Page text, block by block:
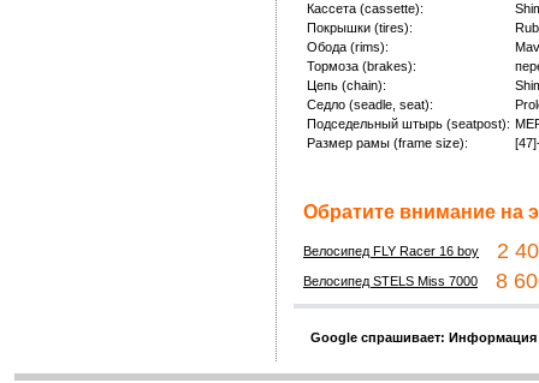
Кассета (cassette):
Покрышки (tires):
Обода (rims):
Тормоза (brakes):
Цепь (chain):
Седло (seadle, seat):
Подседельный штырь (seatpost):
Размер рамы (frame size):
Обратите внимание на
Велосипед FLY Racer 16 boy 2
Велосипед STELS Miss 7000 8
Google спрашивает: